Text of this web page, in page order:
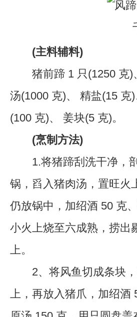
(主料辅料)
猪前蹄 1 只(1250 克)
汤(1000 克)、 精盐(15 克
(100 克)、 姜块(5 克)。
(烹制方法)
1.将猪蹄刮洗干净，剖
锅，舀入猪肉汤，置旺火
仍放锅中，加绍酒 50 克
小火上烧至六成熟，捞出
上。
2、将风鱼切成条块，
上，再放入猪爪，加绍酒